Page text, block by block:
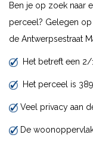
Ben je op zoek naar
perceel? Gelegen
de Antwerpsestraat
Het betreft een
Het perceel is
Veel privacy aan
De